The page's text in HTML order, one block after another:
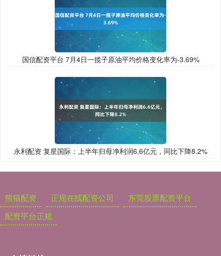
国信配资平台 7月4日一揽子原油平均价格变化率为-3.69%
永利配资 复星国际：上半年归母净利润6.6亿元，同比下降8.2%
熊猫配资 正规在线配资公司
东莞股票配资平台
配资平台正规